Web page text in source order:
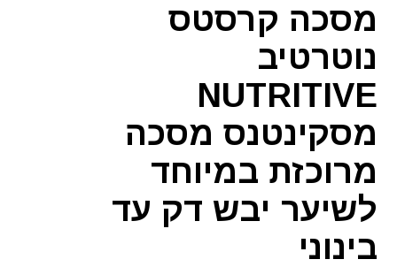
בינוני
קרסטס
מסכה קרסטס
נוטרטיב
NUTRITIVE
מסקינטנס מסכה
מרוכזת במיוחד
לשיער יבש דק עד
בינוני